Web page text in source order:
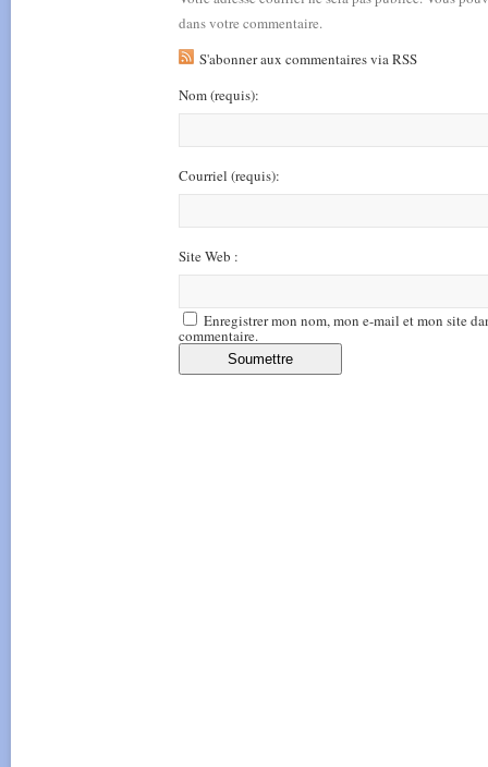
dans votre commentaire.
S'abonner aux commentaires via RSS
Nom(requis):
Courriel (requis):
Site Web :
Enregistrer mon nom, mon e-mail et mon site
commentaire.